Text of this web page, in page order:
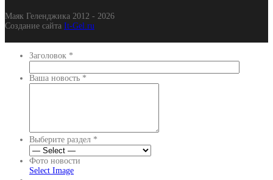
Маяк Геленджика 2012 - 2026
Создание сайта It-Gel.ru
Заголовок *
Ваша новость *
Выберите раздел *
Фото новости
Select Image